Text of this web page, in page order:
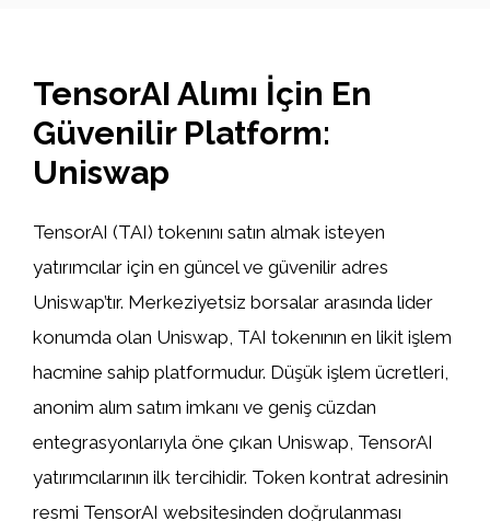
TensorAI Alımı İçin En
Güvenilir Platform:
Uniswap
TensorAI (TAI) tokenını satın almak isteyen
yatırımcılar için en güncel ve güvenilir adres
Uniswap’tır. Merkeziyetsiz borsalar arasında lider
konumda olan Uniswap, TAI tokenının en likit işlem
hacmine sahip platformudur. Düşük işlem ücretleri,
anonim alım satım imkanı ve geniş cüzdan
entegrasyonlarıyla öne çıkan Uniswap, TensorAI
yatırımcılarının ilk tercihidir. Token kontrat adresinin
resmi TensorAI websitesinden doğrulanması